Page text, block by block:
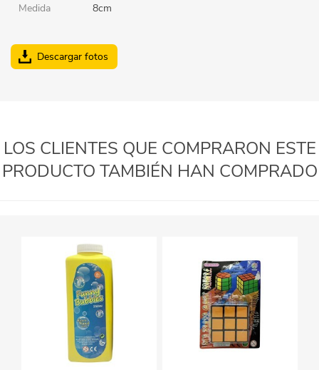
Medida 8cm
Descargar fotos
LOS CLIENTES QUE COMPRARON ESTE
PRODUCTO TAMBIÉN HAN COMPRADO